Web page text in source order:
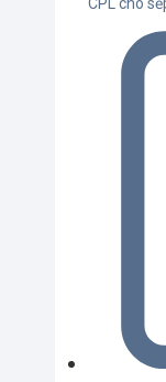
CPL cho